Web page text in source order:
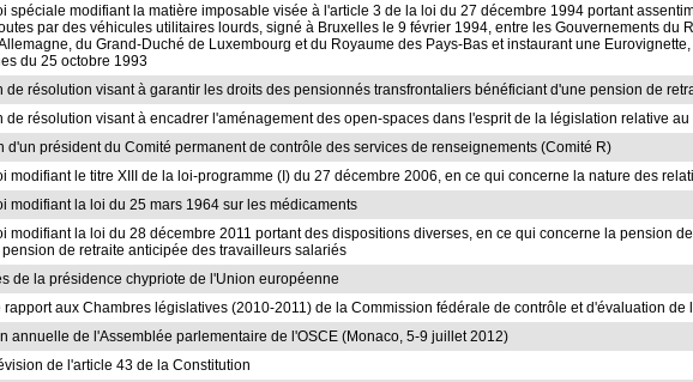
spéciale modifiant la matière imposable visée à l'article 3 de la loi du 27 décembre 1994 portant
par des véhicules utilitaires lourds, signé à Bruxelles le 9 février 1994, entre les Gouvernements
du Grand-Duché de Luxembourg et du Royaume des Pays-Bas et instaurant une
du 25 octobre 1993
de résolution visant à garantir les droits des pensionnés transfrontaliers bénéficiant d'une pension de
de résolution visant à encadrer l'aménagement des open-spaces dans l'esprit de la législation relative
d'un président du Comité permanent de contrôle des services de renseignements (Comité R)
modifiant le titre XIII de la loi-programme (I) du 27 décembre 2006, en ce qui concerne la nature des
modifiant la loi du 25 mars 1964 sur les médicaments
modifiant la loi du 28 décembre 2011 portant des dispositions diverses, en ce qui concerne la pension
de retraite anticipée des travailleurs salariés
de la présidence chypriote de l'Union européenne
rapport aux Chambres législatives (2010-2011) de la Commission fédérale de contrôle et d'évaluation de
annuelle de l'Assemblée parlementaire de l'OSCE (Monaco, 5-9 juillet 2012)
de l'article 43 de la Constitution